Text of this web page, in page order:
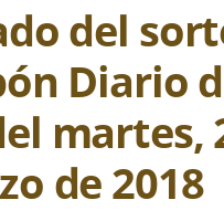
del
Diario
martes,
de 2018